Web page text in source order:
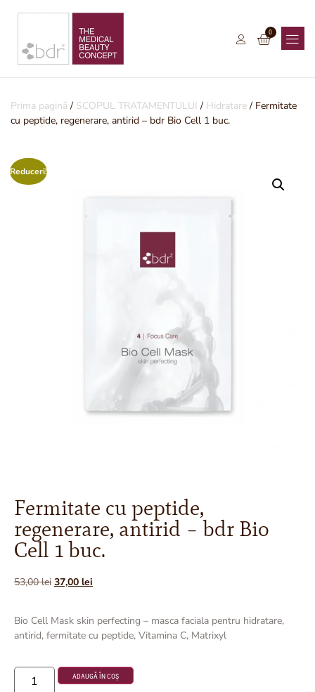
0
Prima pagină / SCOPUL TRATAMENTULUI / Hidratare / Fermitate
cu peptide, regenerare, antirid – bdr Bio Cell 1 buc.
Reduceri!
Fermitate cu peptide,
regenerare, antirid – bdr Bio
Cell 1 buc.
53,00lei 37,00 lei
Bio Cell Mask skin perfecting – masca faciala pentru hidratare,
antirid, fermitate cu peptide, Vitamina C, Matrixyl
ADAUGĂ ÎN COȘ